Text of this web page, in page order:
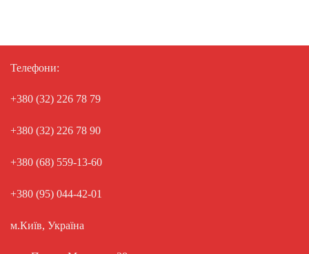
Телефони:
+380 (32) 226 78 79
+380 (32) 226 78 90
+380 (68) 559-13-60
+380 (95) 044-42-01
м.Київ, Україна